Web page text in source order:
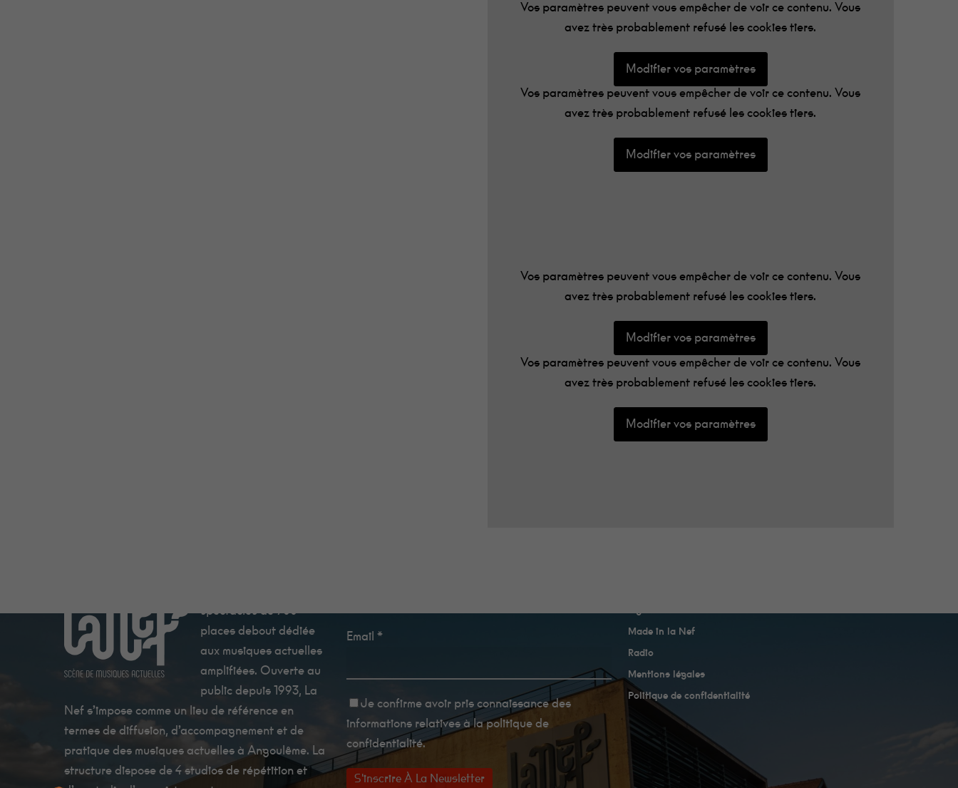
Vos paramètres peuvent vous empêcher de voir ce contenu. Vous
avez très probablement refusé les cookies tiers.
Modifier vos paramètres
Vos paramètres peuvent vous empêcher de voir ce contenu. Vous
avez très probablement refusé les cookies tiers.
Modifier vos paramètres
Vos paramètres peuvent vous empêcher de voir ce contenu. Vous
avez très probablement refusé les cookies tiers.
Modifier vos paramètres
Vos paramètres peuvent vous empêcher de voir ce contenu. Vous
avez très probablement refusé les cookies tiers.
Modifier vos paramètres
spectacles de 700
places debout dédiée
aux musiques actuelles
amplifiées. Ouverte au
public depuis 1993, La
Nef s’impose comme un lieu de référence en
termes de diffusion, d’accompagnement et de
pratique des musiques actuelles à Angoulême. La
structure dispose de 4 studios de répétition et
Email *
Je confirme avoir pris connaissance des
informations relatives à la politique de
confidentialité.
Made in la Nef
Radio
Mentions légales
Politique de confidentialité